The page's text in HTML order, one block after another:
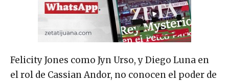
Felicity Jones como Jyn Urso, y Diego Luna en
el rol de Cassian Andor, no conocen el poder de